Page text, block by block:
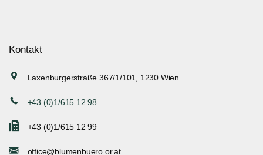
Kontakt
Laxenburgerstraße 367/1/101, 1230 Wien
+43 (0)1/615 12 98
+43 (0)1/615 12 99
office@blumenbuero.or.at